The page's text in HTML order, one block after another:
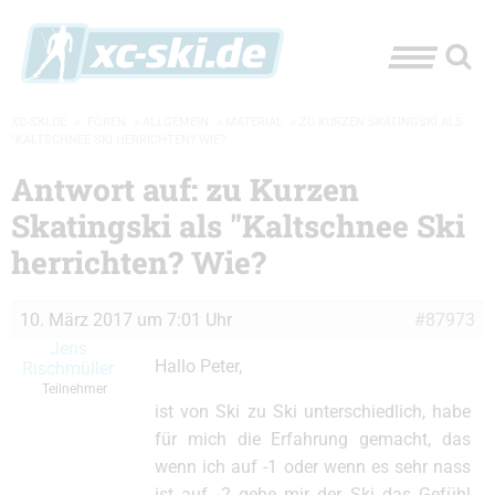
Antwort auf: zu Kurzen
Skatingski als "Kaltschnee Ski
herrichten? Wie?
10. März 2017 um 7:01 Uhr
#87973
Jens
Rischmüller
Teilnehmer
Hallo Peter,
ist von Ski zu Ski unterschiedlich, habe
für mich die Erfahrung gemacht, das
wenn ich auf -1 oder wenn es sehr nass